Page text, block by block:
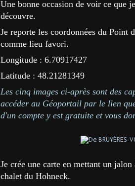
Une bonne occasion de voir ce que
découvre.
Je reporte les coordonnées du Point
comme lieu favori.
Longitude : 6.70917427
Latitude : 48.21281349
Les cinq images ci-après sont des
accéder au Géoportail par le lien
d'un compte y est gratuite et vous
Je crée une carte en mettant un
chalet du Hohneck.